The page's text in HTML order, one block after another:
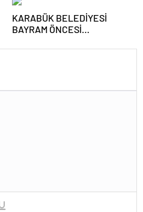
KARABÜK BELEDİYESİ
BAYRAM ÖNCESİ
TEMİZLİK BAŞLATTI